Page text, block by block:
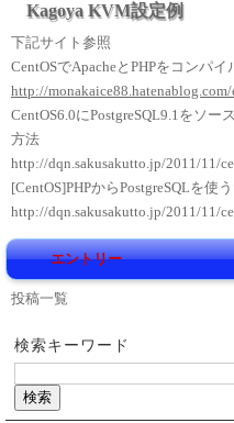
Kagoya KVM設定例
下記サイト参照
CentOSでApacheとPHPをコンパ
http://
CentOS6.0にPostgreSQL9.1をソ
方法
http://dqn.sakusakutto.jp/2011/11/
[CentOS]PHPからPostgreSQLを使
http://dqn.sakusakutto.jp/2011/11/
エントリー
投稿一覧
検索キーワード